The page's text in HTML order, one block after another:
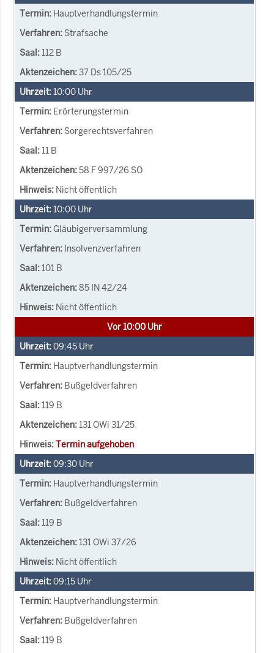
Hauptverhandlungstermin
Strafsache
112 B
37 Ds 105/25
10:00 Uhr
Erörterungstermin
Sorgerechtsverfahren
11 B
58 F 997/26 SO
Nicht öffentlich
10:00 Uhr
Gläubigerversammlung
Insolvenzverfahren
101 B
85 IN 42/24
Nicht öffentlich
Vor 10:00 Uhr
09:45 Uhr
Hauptverhandlungstermin
Bußgeldverfahren
119 B
131 OWi 31/25
Termin aufgehoben
09:30 Uhr
Hauptverhandlungstermin
Bußgeldverfahren
119 B
131 OWi 37/26
Nicht öffentlich
09:15 Uhr
Hauptverhandlungstermin
Bußgeldverfahren
119 B